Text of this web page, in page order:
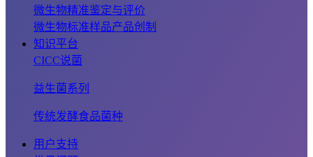
微生物精准鉴定与评价
微生物标准样品产品创制
知识平台
CICC说菌
益生菌系列
传统发酵食品菌种
用户支持